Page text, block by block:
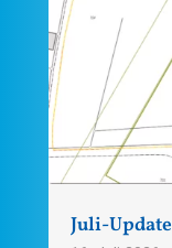
Juli-Update